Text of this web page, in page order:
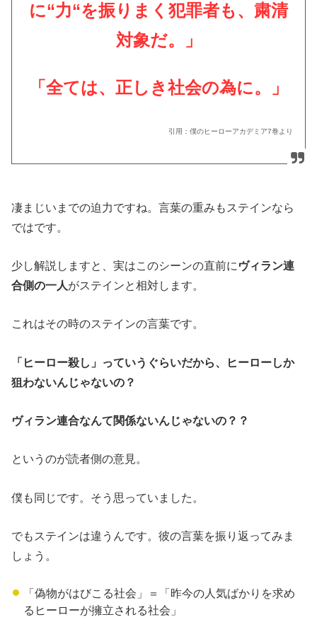
に“力“を振りまく犯罪者も、粛清
対象だ。」
「全ては、正しき社会の為に。」
引用：僕のヒーローアカデミア7巻より
凄まじいまでの迫力ですね。言葉の重みもステインなら
ではです。
少し解説しますと、実はこのシーンの直前に ヴィラン連
合側の一人がステインと相対します。
これはその時のステインの言葉です。
「ヒーロー殺し」っていうぐらいだから、ヒーローしか
狙わないんじゃないの？
ヴィラン連合なんて関係ないんじゃないの？？
というのが読者側の意見。
僕も同じです。そう思っていました。
でもステインは違うんです。彼の言葉を振り返ってみま
しょう。
「偽物がはびこる社会」＝「昨今の人気ばかりを求め
るヒーローが擁立される社会」